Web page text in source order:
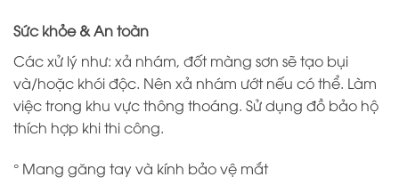
Sức khỏe & An toàn
Các xử lý như: xả nhám, đốt màng sơn sẽ tạo bụi
và/hoặc khói độc. Nên xả nhám ướt nếu có thể. Làm
việc trong khu vực thông thoáng. Sử dụng đồ bảo hộ
thích hợp khi thi công.
° Mang găng tay và kính bảo vệ mắt